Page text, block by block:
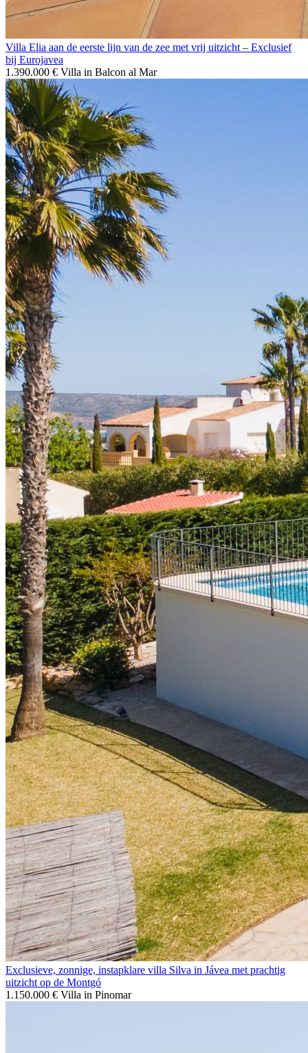
Villa Elia aan de eerste lijn van de zee met vrij uitzicht – Exclusief
bij Eurojavea
1.390.000 € Villa in Balcon al Mar
Exclusieve, zonnige, instapklare villa Silva in Jávea met prachtig
uitzicht op de Montgó
1.150.000 € Villa in Pinomar